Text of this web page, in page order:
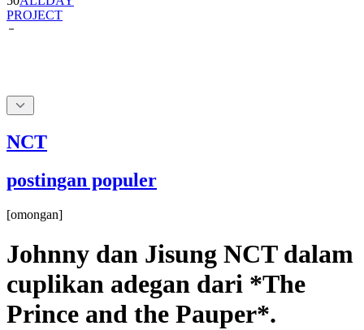
PROJECT
NCT
postingan populer
[omongan]
Johnny dan Jisung NCT dalam
cuplikan adegan dari *The
Prince and the Pauper*.